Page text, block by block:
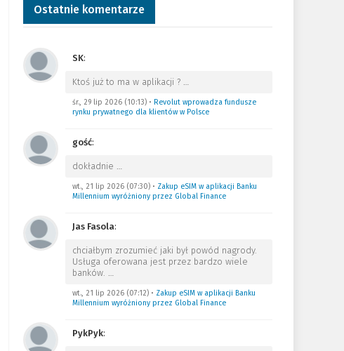
Ostatnie komentarze
SK:
Ktoś już to ma w aplikacji ? …
śr., 29 lip 2026 (10:13)• Revolut wprowadza fundusze
rynku prywatnego dla klientów w Polsce
gość:
dokładnie …
wt., 21 lip 2026 (07:30)• Zakup eSIM w aplikacji Banku
Millennium wyróżniony przez Global Finance
Jas Fasola:
chciałbym zrozumieć jaki był powód nagrody.
Usługa oferowana jest przez bardzo wiele
banków. …
wt., 21 lip 2026 (07:12)• Zakup eSIM w aplikacji Banku
Millennium wyróżniony przez Global Finance
PykPyk: